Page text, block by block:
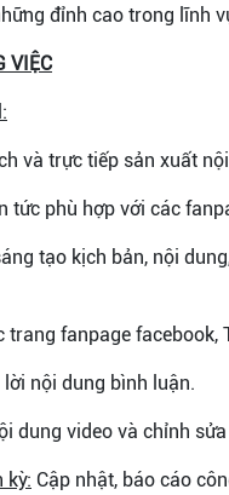
đỉnh cao trong lĩnh
VIỆC
và trực tiếp sản xuất
tức phù hợp với các
tạo kịch bản, nội
trang fanpage facebook,
nội dung bình luận.
dung video và chỉnh
kỳ: Cập nhật, báo cáo